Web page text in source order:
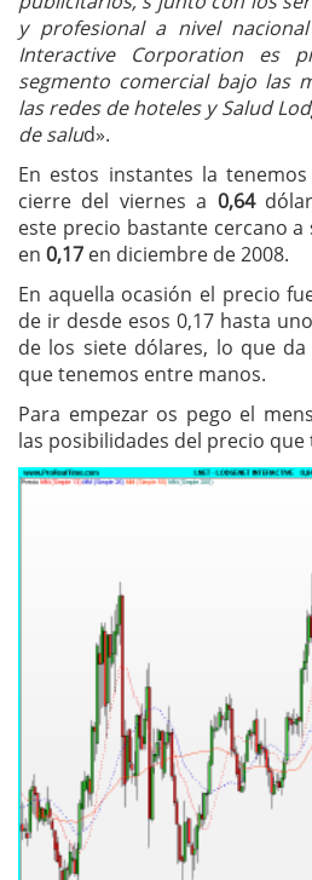
y profesional a nivel
Interactive Corporation es
segmento comercial bajo las
las redes de hoteles y Salud
de salud».
En estos instantes la
cierre del viernes a 0,64
este precio bastante cercano
en 0,17 en diciembre de 2008.
En aquella ocasión el precio
de ir desde esos 0,17 hasta
de los siete dólares, lo que
que tenemos entre manos.
Para empezar os pego el
las posibilidades del precio